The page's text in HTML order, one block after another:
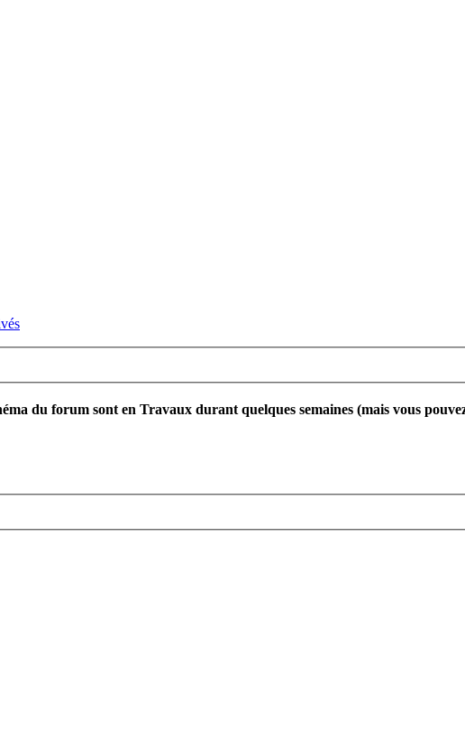
du forum sont en Travaux durant quelques semaines (mais vous